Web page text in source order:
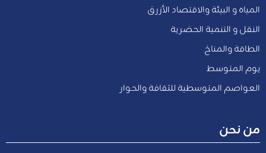
المياه و البيئة والاقتصاد الأزرق
النقل و التنمية الحضرية
الطاقة والمناخ
يوم المتوسط
العواصم المتوسطية للثقافة والحوار
من نحن